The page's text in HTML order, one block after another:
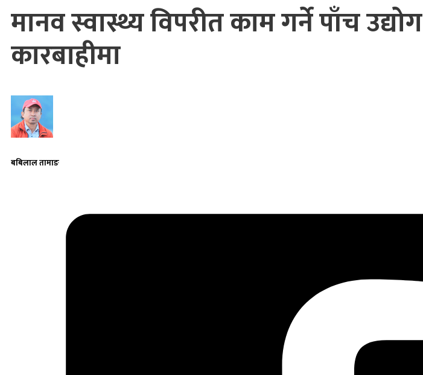
मानव स्वास्थ्य विपरीत काम गर्ने पाँच उद्योग
कारबाहीमा
बबिलाल तामाङ